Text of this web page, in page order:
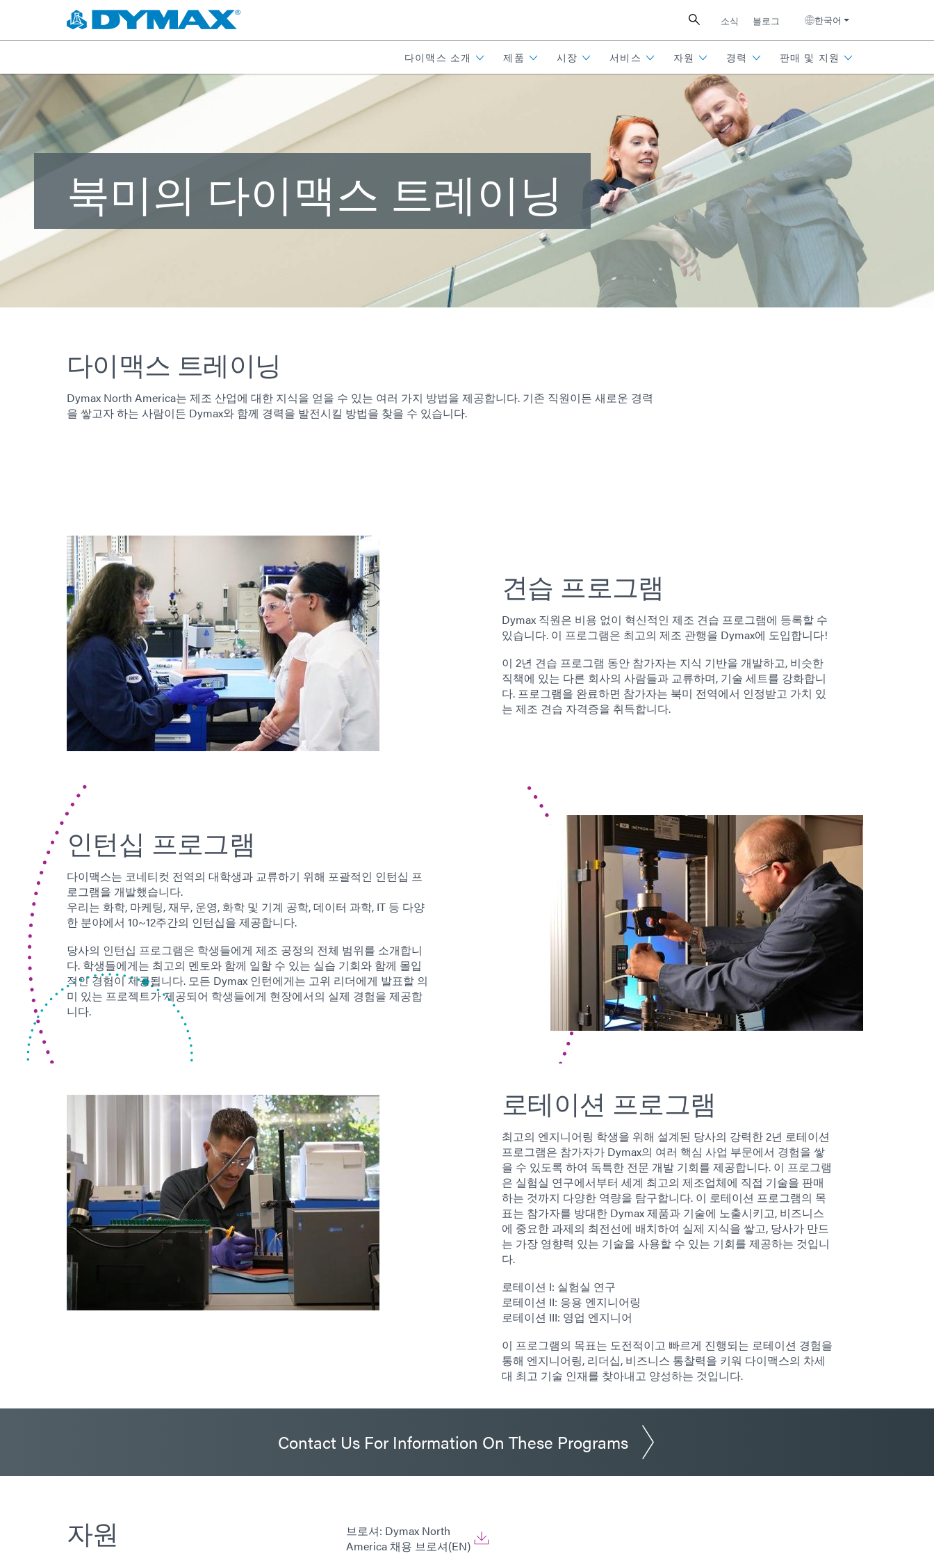
소식 블로그 한국어
다이맥스 소개 제품 시장 서비스 자원 경력 판매 및 지원
북미의 다이맥스 트레이닝
다이맥스 트레이닝
Dymax North America는 제조 산업에 대한 지식을 얻을 수 있는 여러 가지 방법을 제공합니다. 기존 직원이든 새로운 경력
을 쌓고자 하는 사람이든 Dymax와 함께 경력을 발전시킬 방법을 찾을 수 있습니다.
견습 프로그램
Dymax 직원은 비용 없이 혁신적인 제조 견습 프로그램에 등록할 수
있습니다. 이 프로그램은 최고의 제조 관행을 Dymax에 도입합니다!
이 2년 견습 프로그램 동안 참가자는 지식 기반을 개발하고, 비슷한
직책에 있는 다른 회사의 사람들과 교류하며, 기술 세트를 강화합니
다. 프로그램을 완료하면 참가자는 북미 전역에서 인정받고 가치 있
는 제조 견습 자격증을 취득합니다.
인턴십 프로그램
다이맥스는 코네티컷 전역의 대학생과 교류하기 위해 포괄적인 인턴십 프
로그램을 개발했습니다.
우리는 화학, 마케팅, 재무, 운영, 화학 및 기계 공학, 데이터 과학, IT 등 다양
한 분야에서 10~12주간의 인턴십을 제공합니다.
당사의 인턴십 프로그램은 학생들에게 제조 공정의 전체 범위를 소개합니
다. 학생들에게는 최고의 멘토와 함께 일할 수 있는 실습 기회와 함께 몰입
적인 경험이 제공됩니다. 모든 Dymax 인턴에게는 고위 리더에게 발표할 의
미 있는 프로젝트가 제공되어 학생들에게 현장에서의 실제 경험을 제공합
니다.
로테이션 프로그램
최고의 엔지니어링 학생을 위해 설계된 당사의 강력한 2년 로테이션
프로그램은 참가자가 Dymax의 여러 핵심 사업 부문에서 경험을 쌓
을 수 있도록 하여 독특한 전문 개발 기회를 제공합니다. 이 프로그램
은 실험실 연구에서부터 세계 최고의 제조업체에 직접 기술을 판매
하는 것까지 다양한 역량을 탐구합니다. 이 로테이션 프로그램의 목
표는 참가자를 방대한 Dymax 제품과 기술에 노출시키고, 비즈니스
에 중요한 과제의 최전선에 배치하여 실제 지식을 쌓고, 당사가 만드
는 가장 영향력 있는 기술을 사용할 수 있는 기회를 제공하는 것입니
다.
로테이션 I: 실험실 연구
로테이션 II: 응용 엔지니어링
로테이션 III: 영업 엔지니어
이 프로그램의 목표는 도전적이고 빠르게 진행되는 로테이션 경험을
통해 엔지니어링, 리더십, 비즈니스 통찰력을 키워 다이맥스의 차세
대 최고 기술 인재를 찾아내고 양성하는 것입니다.
Contact Us For Information On These Programs
자원
브로셔: Dymax North
America 채용 브로셔(EN)